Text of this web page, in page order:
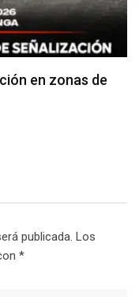
en zonas de
publicada. Los
*